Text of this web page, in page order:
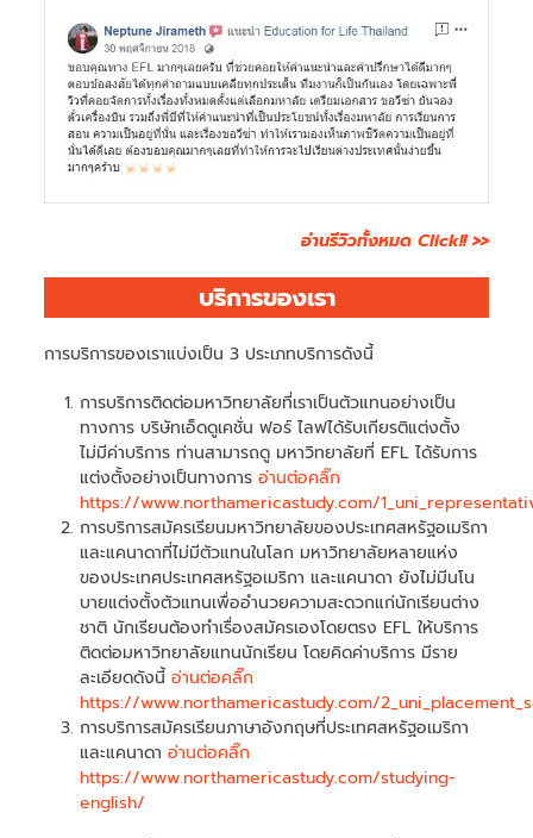
อ่านรีวิวทั้งหมด Click!! >>
บริการของเรา
การบริการของเราแบ่งเป็น 3 ประเภทบริการดังนี้
การบริการติดต่อมหาวิทยาลัยที่เราเป็นตัวแทนอย่างเป็น
ทางการ บริษัทเอ็ดดูเคชั่น ฟอร์ ไลฟได้รับเกียรติแต่งตั้ง
ไม่มีค่าบริการ ท่านสามารถดู มหาวิทยาลัยที่ EFL ได้รับการ
แต่งตั้งอย่างเป็นทางการอ่านต่อคลิ๊ก
https://www.northamericastudy.com/
การบริการสมัครเรียนมหาวิทยาลัยของประเทศสหรัฐอเมริกา
และแคนาดาที่ไม่มีตัวแทนในโลก มหาวิทยาลัยหลายแห่ง
ของประเทศประเทศสหรัฐอเมริกา และแคนาดา ยังไม่มีนโน
บายแต่งตั้งตัวแทนเพื่ออำนวยความสะดวกแก่นักเรียนต่าง
ชาติ นักเรียนต้องทำเรื่องสมัครเองโดยตรง EFL ให้บริการ
ติดต่อมหาวิทยาลัยแทนนักเรียน โดยคิดค่าบริการ มีราย
ละเอียดดังนี้อ่านต่อคลิ๊ก
https://www.northamericastudy.com/
การบริการสมัครเรียนภาษาอังกฤษที่ประเทศสหรัฐอเมริกา
และแคนาดาอ่านต่อคลิ๊ก
https://www.northamericastudy.com/studying-
english/